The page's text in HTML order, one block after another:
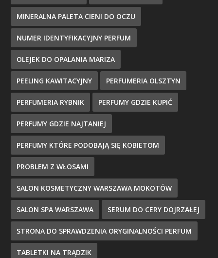
MINERALNA PALETA CIENI DO OCZU
NUMER IDENTYFIKACYJNY PERFUM
OLEJEK DO OPALANIA MARIZA
PEELING KAWITACYJNY PERFUMERIA OLSZTYN
PERFUMERIA RYBNIK PERFUMY GDZIE KUPIĆ
PERFUMY GDZIE NAJTANIEJ
PERFUMY KTÓRE PODOBAJĄ SIĘ KOBIETOM
PROBLEM Z WŁOSAMI
SALON KOSMETYCZNY WARSZAWA MOKOTÓW
SALON SPA WARSZAWA SERUM DO CERY DOJRZAŁEJ
STRONA DO SPRAWDZENIA ORYGINALNOŚCI PERFUM
TABLETKI NA TRĄDZIK